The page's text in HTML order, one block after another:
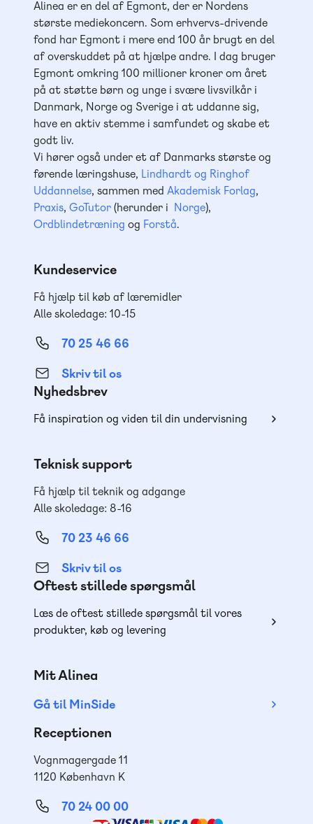
Alinea er en del af Egmont, der er Nordens
største mediekoncern. Som erhvervs-drivende
fond har Egmont i mere end 100 år brugt en del
af overskuddet på at hjælpe andre. I dag bruger
Egmont omkring 100 millioner kroner om året
på at støtte børn og unge i svære livsvilkår i
Danmark, Norge og Sverige i at uddanne sig,
have en aktiv stemme i samfundet og skabe et
godt liv.
Vi hører også under et af Danmarks største og
førende læringshuse, Lindhardt og Ringhof
Uddannelse, sammen med Akademisk Forlag,
Praxis, GoTutor(herunder i Norge),
Ordblindetræning og Forstå.
Kundeservice
Få hjælp til køb af læremidler
Alle skoledage: 10-15
70 25 46 66
Skriv til os
Nyhedsbrev
Få inspiration og viden til din undervisning
Teknisk support
Få hjælp til teknik og adgange
Alle skoledage: 8-16
70 23 46 66
Skriv til os
Oftest stillede spørgsmål
Læs de oftest stillede spørgsmål til vores
produkter, køb og levering
Mit Alinea
Gå til MinSide
Receptionen
Vognmagergade 11
1120 København K
70 24 00 00